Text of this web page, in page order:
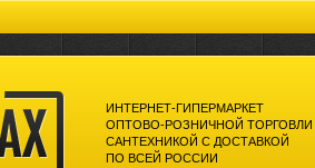
ИНТЕРНЕТ-ГИПЕРМАРКЕТ
ОПТОВО-РОЗНИЧНОЙ ТОРГОВЛИ
САНТЕХНИКОЙ С ДОСТАВКОЙ
ПО ВСЕЙ РОССИИ